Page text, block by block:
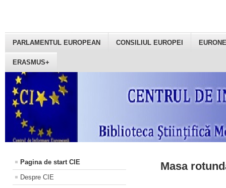
PARLAMENTUL EUROPEAN CONSILIUL EUROPEI
ERASMUS+
Pagina de start CIE
Despre CIE
Masa